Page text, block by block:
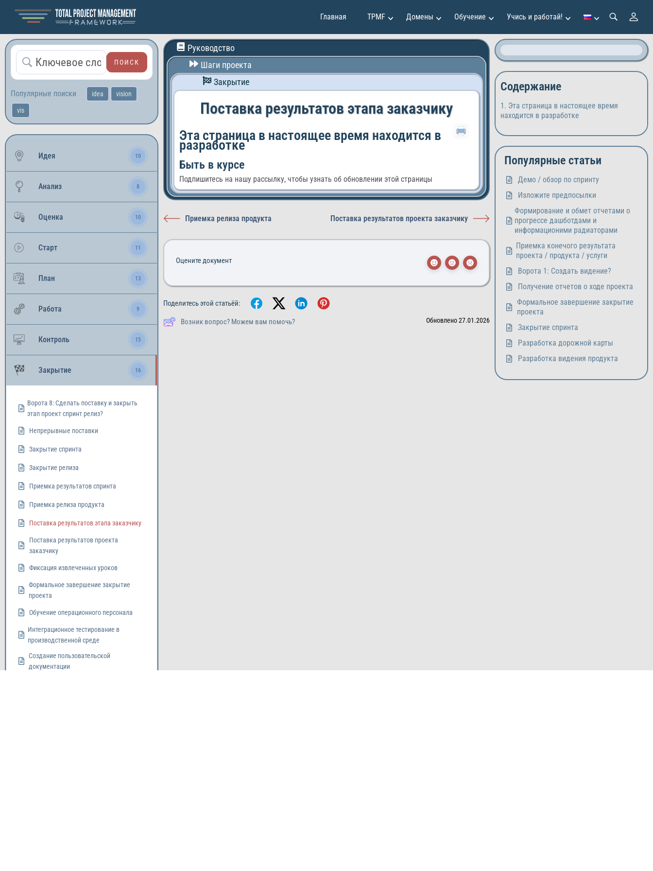
Главная TPMF Домены Обучение
Маркетинг и продажи
Финансы и инвестиции
Управление проектами
Искусство и дизайн
IТ и программирование
Развитие личности
Клаудия Мартинес
Мирко Вукович
Александр Иванов
Учись и работай!
Популярные поиски idea vision
vis
Идея 10
Анализ 8
Оценка 10
Старт 11
План 13
Работа 9
Контроль 15
Закрытие 16
Ворота 8: Сделать поставку и закрыть
этап проект спринт релиз?
Непрерывные поставки
Закрытие спринта
Закрытие релиза
Приемка результатов спринта
Приемка релиза продукта
Поставка результатов этапа заказчику
Поставка результатов проекта
заказчику
Фиксация извлеченных уроков
Формальное завершение закрытие
проекта
Обучение операционного персонала
Интеграционное тестирование в
производственной среде
Создание пользовательской
документации
Руководство
Шаги проекта
Закрытие
Поставка результатов этапа заказчику
Эта страница в настоящее время находится в
разработке
Быть в курсе
Подпишитесь на нашу рассылку, чтобы узнать об обновлении этой страницы
Приемка релиза продукта Поставка результатов проекта заказчику
Оцените документ
Поделитесь этой статьёй:
Возник вопрос? Можем вам помочь? Обновлено 27.01.2026
Содержание
Эта страница в настоящее время
находится в разработке
Популярные статьи
Демо / обзор по спринту
Изложите предпосылки
Формирование и обмет отчетами о
прогрессе дашботдами и
информационими радиаторами
Приемка конечого результата
проекта / продукта / услуги
Ворота 1: Создать видение?
Получение отчетов о ходе проекта
Формальное завершение закрытие
проекта
Закрытие спринта
Разработка дорожной карты
Разработка видения продукта